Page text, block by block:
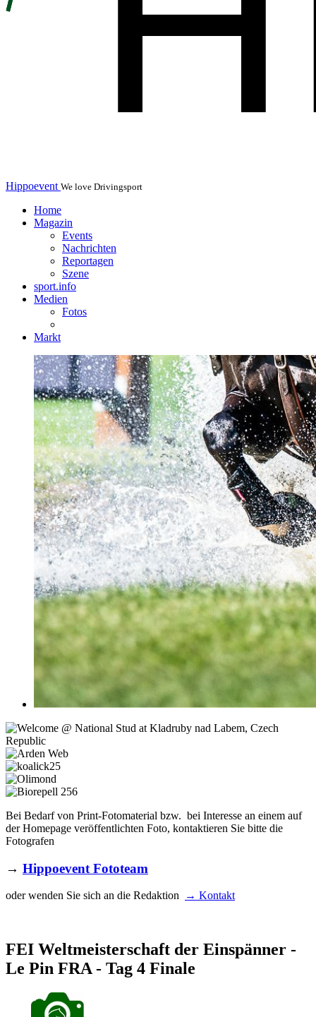
Hippoevent We love Drivingsport
Home
Magazin
Events
Nachrichten
Reportagen
Szene
sport.info
Medien
Fotos
Markt
Bei Bedarf von Print-Fotomaterial bzw. bei Interesse an einem auf
der Homepage veröffentlichten Foto, kontaktieren Sie bitte die
Fotografen
→ Hippoevent Fototeam
oder wenden Sie sich an die Redaktion → Kontakt
FEI Weltmeisterschaft der Einspänner -
Le Pin FRA - Tag 4 Finale